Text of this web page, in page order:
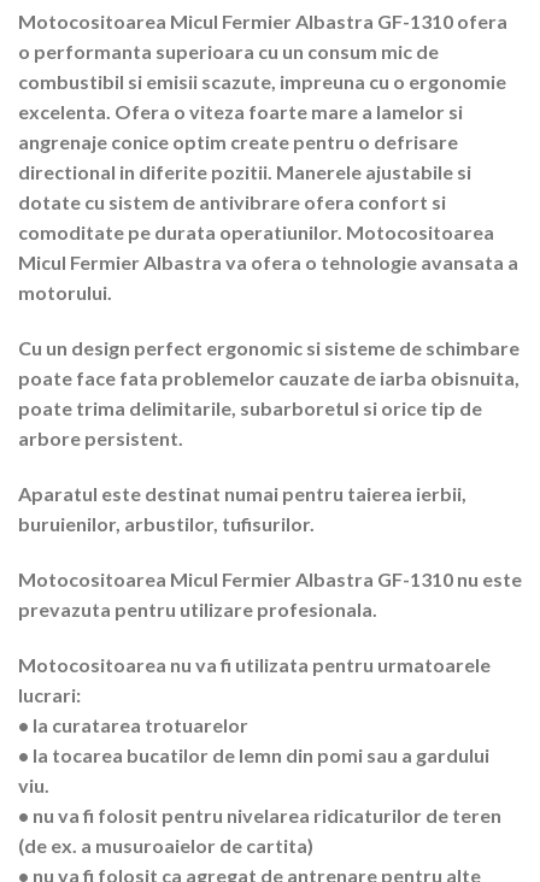
Motocositoarea Micul Fermier Albastra GF-1310 ofera
o performanta superioara cu un consum mic de
combustibil si emisii scazute, impreuna cu o ergonomie
excelenta. Ofera o viteza foarte mare a lamelor si
angrenaje conice optim create pentru o defrisare
directional in diferite pozitii. Manerele ajustabile si
dotate cu sistem de antivibrare ofera confort si
comoditate pe durata operatiunilor. Motocositoarea
Micul Fermier Albastra va ofera o tehnologie avansata a
motorului.
Cu un design perfect ergonomic si sisteme de schimbare
poate face fata problemelor cauzate de iarba obisnuita,
poate trima delimitarile, subarboretul si orice tip de
arbore persistent.
Aparatul este destinat numai pentru taierea ierbii,
buruienilor, arbustilor, tufisurilor.
Motocositoarea Micul Fermier Albastra GF-1310 nu este
prevazuta pentru utilizare profesionala.
Motocositoarea nu va fi utilizata pentru urmatoarele
lucrari:
• la curatarea trotuarelor
• la tocarea bucatilor de lemn din pomi sau a gardului
viu.
• nu va fi folosit pentru nivelarea ridicaturilor de teren
(de ex. a musuroaielor de cartita)
• nu va fi folosit ca agregat de antrenare pentru alte